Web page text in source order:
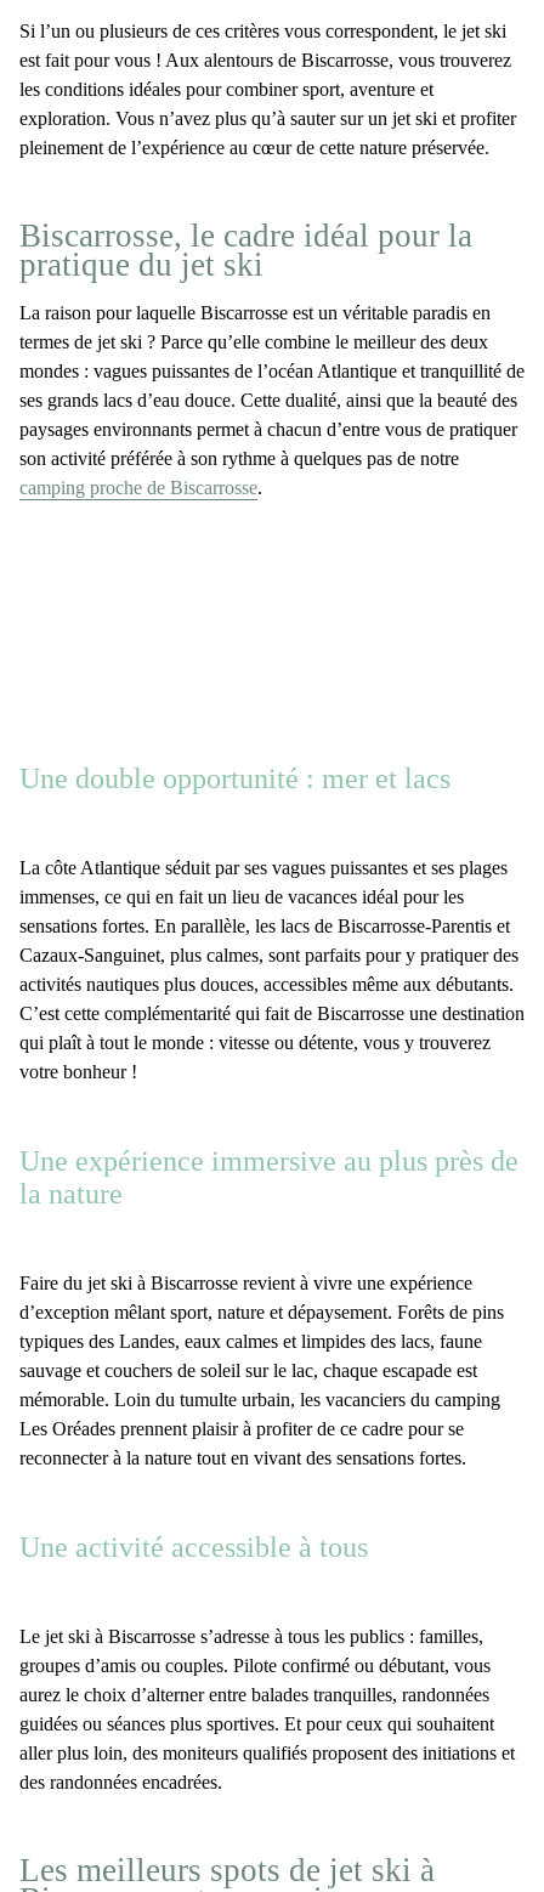
Si l’un ou plusieurs de ces critères vous correspondent, le jet ski
est fait pour vous ! Aux alentours de Biscarrosse, vous trouverez
les conditions idéales pour combiner sport, aventure et
exploration. Vous n’avez plus qu’à sauter sur un jet ski et profiter
pleinement de l’expérience au cœur de cette nature préservée.
Biscarrosse, le cadre idéal pour la
pratique du jet ski
La raison pour laquelle Biscarrosse est un véritable paradis en
termes de jet ski ? Parce qu’elle combine le meilleur des deux
mondes : vagues puissantes de l’océan Atlantique et tranquillité de
ses grands lacs d’eau douce. Cette dualité, ainsi que la beauté des
paysages environnants permet à chacun d’entre vous de pratiquer
son activité préférée à son rythme à quelques pas de notre
camping proche de Biscarrosse.
Une double opportunité : mer et lacs
La côte Atlantique séduit par ses vagues puissantes et ses plages
immenses, ce qui en fait un lieu de vacances idéal pour les
sensations fortes. En parallèle, les lacs de Biscarrosse-Parentis et
Cazaux-Sanguinet, plus calmes, sont parfaits pour y pratiquer des
activités nautiques plus douces, accessibles même aux débutants.
C’est cette complémentarité qui fait de Biscarrosse une destination
qui plaît à tout le monde : vitesse ou détente, vous y trouverez
votre bonheur !
Une expérience immersive au plus près de
la nature
Faire du jet ski à Biscarrosse revient à vivre une expérience
d’exception mêlant sport, nature et dépaysement. Forêts de pins
typiques des Landes, eaux calmes et limpides des lacs, faune
sauvage et couchers de soleil sur le lac, chaque escapade est
mémorable. Loin du tumulte urbain, les vacanciers du camping
Les Oréades prennent plaisir à profiter de ce cadre pourse
reconnecter à la nature tout en vivant des sensations fortes.
Une activité accessible à tous
Le jet ski à Biscarrosse s’adresse à tous les publics : familles,
groupes d’amis ou couples. Pilote confirmé ou débutant, vous
aurez le choix d’alterner entre balades tranquilles, randonnées
guidées ou séances plus sportives. Et pour ceux qui souhaitent
aller plus loin, des moniteurs qualifiés proposent des initiations et
des randonnées encadrées.
Les meilleurs spots de jet ski à